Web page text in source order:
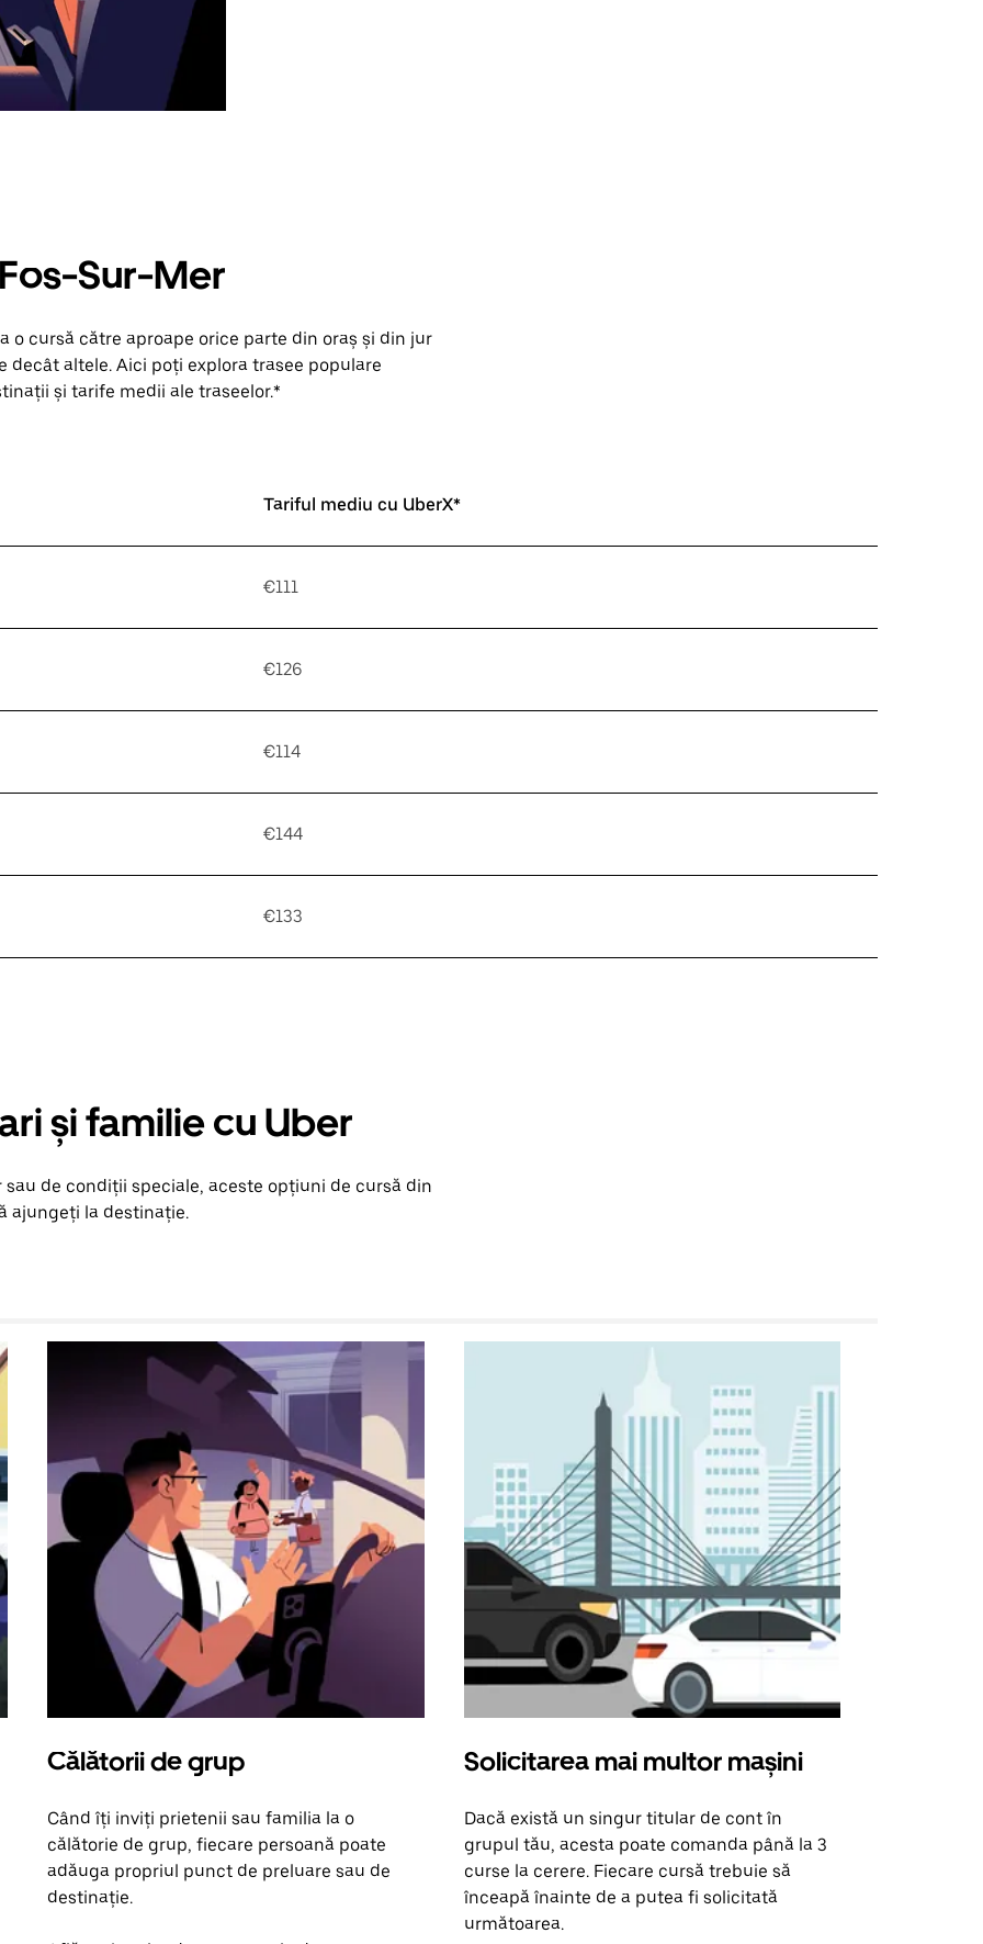
Sur-Mer
o cursă către aproape orice parte din oraș și din jur
altele. Aici poți explora trasee populare
și tarife medii ale traseelor.*
Tariful mediu cu UberX*
€111
€126
€114
€144
€133
și familie cu Uber
de condiții speciale, aceste opțiuni de cursă din
ajungeți la destinație.
Călătorii de grup
Când îți inviți prietenii sau familia la o
călătorie de grup, fiecare persoană poate
adăuga propriul punct de preluare sau de
destinație.
Solicitarea mai multor mașini
Dacă există un singur titular de cont în
grupul tău, acesta poate comanda până la 3
curse la cerere. Fiecare cursă trebuie să
înceapă înainte de a putea fi solicitată
următoarea.